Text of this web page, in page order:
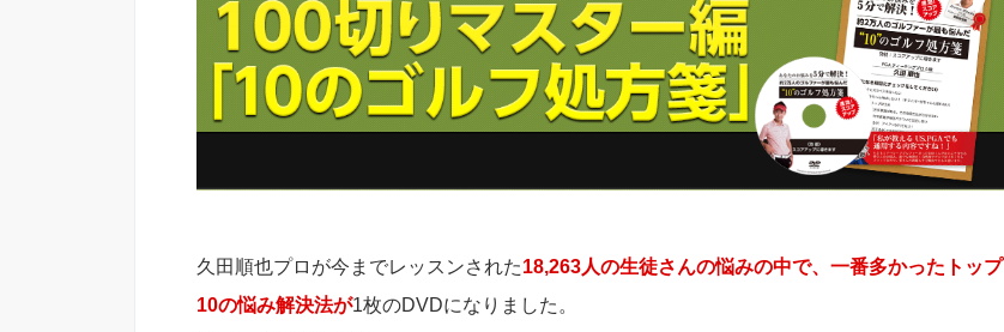
久田順也プロが今までレッスンされた18,263人の生徒さんの悩みの中で、一番多かったトップ
10の悩み解決法が1枚のDVDになりました。